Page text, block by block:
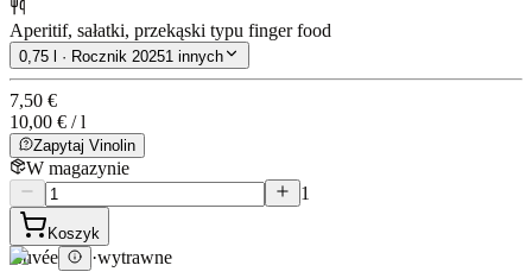
Aperitif, sałatki, przekąski typu finger food
0,75 l · Rocznik 20251 innych
7,50 €
10,00 € / l
Zapytaj Vinolin
W magazynie
1
Koszyk
Cuvée ·wytrawne